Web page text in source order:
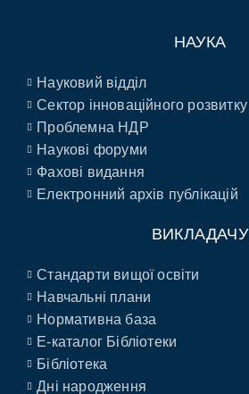
НАУКА
Науковий відділ
Сектор інноваційного розвитку
Проблемна НДР
Наукові форуми
Фахові видання
Електронний архів публікацій
ВИКЛАДАЧУ
Стандарти вищої освіти
Навчальні плани
Нормативна база
E-каталог Бібліотеки
Бібліотека
Дні народження